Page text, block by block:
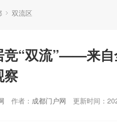
双流区
竞“双流”——来自
察
作者： 成都门户网 更新时间：